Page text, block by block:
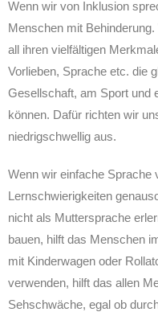
Wenn wir von Inklusion
Menschen mit
all ihren vielfältigen
Vorlieben, Sprache etc. die
Gesellschaft, am Sport und
können. Dafür richten wir
niedrigschwellig aus.
Wenn wir einfache
Lernschwierigkeiten
nicht als Muttersprache
bauen, hilft das Menschen
mit Kinderwagen oder
verwenden, hilft das allen
Sehschwäche, egal ob